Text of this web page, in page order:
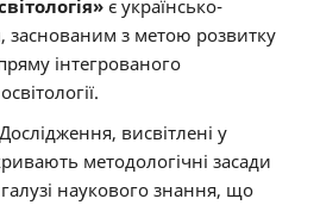
ологія»є українсько-
з метою розвитку
інтегрованого
висвітлені у
методологічні засади
галузі наукового знання, що